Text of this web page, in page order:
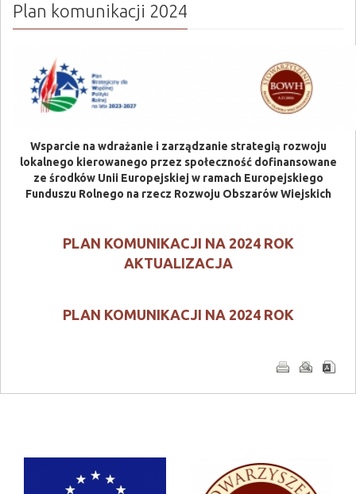
Plan komunikacji 2024
Wsparcie na wdrażanie i zarządzanie strategią rozwoju
lokalnego kierowanego przez społeczność dofinansowane
ze środków Unii Europejskiej w ramach Europejskiego
Funduszu Rolnego na rzecz Rozwoju Obszarów Wiejskich
PLAN KOMUNIKACJI NA 2024 ROK
AKTUALIZACJA
PLAN KOMUNIKACJI NA 2024 ROK